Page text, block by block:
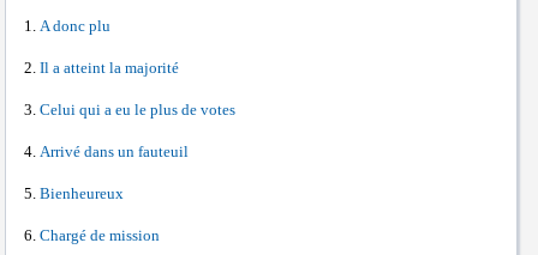
A donc plu
Il a atteint la majorité
Celui qui a eu le plus de votes
Arrivé dans un fauteuil
Bienheureux
Chargé de mission